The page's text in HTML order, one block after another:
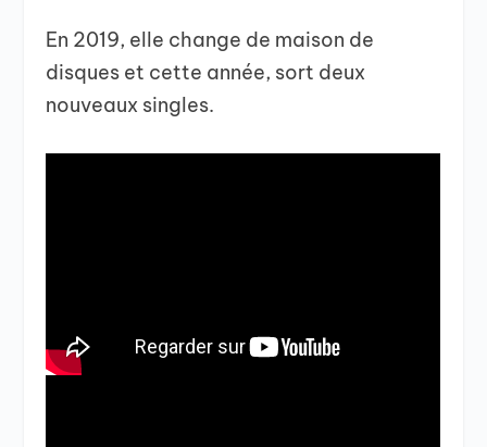
En 2019, elle change de maison de
disques et cette année, sort deux
nouveaux singles.